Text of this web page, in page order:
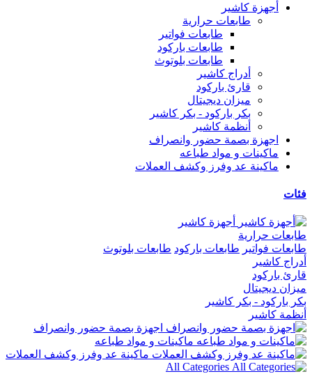
أجهزة كاشير
طابعات حرارية
طابعات فواتير
طابعات باركود
طابعات بلوتوث
أدراج كاشير
قارئ باركود
ميزان ديجيتال
بكر باركود - بكر كاشير
أنظمة كاشير
اجهزة بصمة حضور وانصراف
ماكينات و مواد طباعه
ماكينة عد وفرز وكشف العملات
فئات
أجهزة كاشير
طابعات حرارية
طابعات فواتير طابعات باركود طابعات بلوتوث
أدراج كاشير
قارئ باركود
ميزان ديجيتال
بكر باركود - بكر كاشير
أنظمة كاشير
اجهزة بصمة حضور وانصراف
ماكينات و مواد طباعه
ماكينة عد وفرز وكشف العملات
All Categories